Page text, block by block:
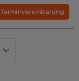
Terminvereinbarung